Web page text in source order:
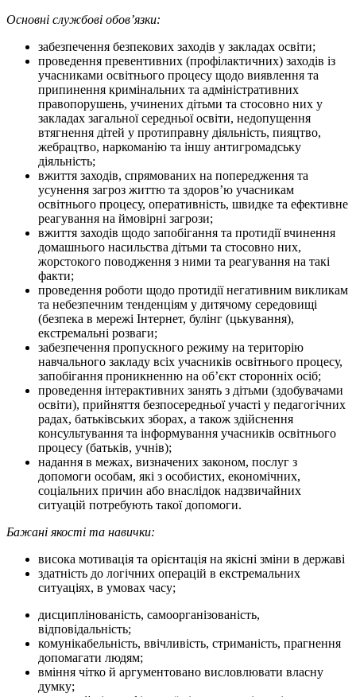
Основні службові обов’язки:
забезпечення безпекових заходів у закладах освіти;
проведення превентивних (профілактичних) заходів із
учасниками освітнього процесу щодо виявлення та
припинення кримінальних та адміністративних
правопорушень, учинених дітьми та стосовно них у
закладах загальної середньої освіти, недопущення
втягнення дітей у протиправну діяльність, пияцтво,
жебрацтво, наркоманію та іншу антигромадську
діяльність;
вжиття заходів, спрямованих на попередження та
усунення загроз життю та здоров’ю учасникам
освітнього процесу, оперативність, швидке та ефективне
реагування на ймовірні загрози;
вжиття заходів щодо запобігання та протидії вчинення
домашнього насильства дітьми та стосовно них,
жорстокого поводження з ними та реагування на такі
факти;
проведення роботи щодо протидії негативним викликам
та небезпечним тенденціям у дитячому середовищі
(безпека в мережі Інтернет, булінг (цькування),
екстремальні розваги;
забезпечення пропускного режиму на територію
навчального закладу всіх учасників освітнього процесу,
запобігання проникненню на об’єкт сторонніх осіб;
проведення інтерактивних занять з дітьми (здобувачами
освіти), прийняття безпосередньої участі у педагогічних
радах, батьківських зборах, а також здійснення
консультування та інформування учасників освітнього
процесу (батьків, учнів);
надання в межах, визначених законом, послуг з
допомоги особам, які з особистих, економічних,
соціальних причин або внаслідок надзвичайних
ситуацій потребують такої допомоги.
Бажані якості та навички:
висока мотивація та орієнтація на якісні зміни в державі
здатність до логічних операцій в екстремальних
ситуаціях, в умовах часу;
дисциплінованість, самоорганізованість,
відповідальність;
комунікабельність, ввічливість, стриманість, прагнення
допомагати людям;
вміння чітко й аргументовано висловлювати власну
думку;